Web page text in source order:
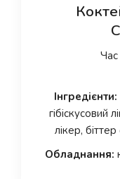
Час
Інгредієнти:
гібіскусовий
лікер,
Обладнання: